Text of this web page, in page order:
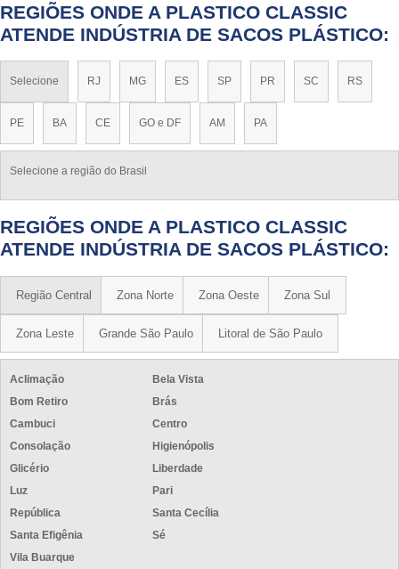
REGIÕES ONDE A PLASTICO CLASSIC
ATENDE INDÚSTRIA DE SACOS PLÁSTICO:
Selecione RJ MG ES SP PR SC RS
PE BA CE GO e DF AM PA
Selecione a região do Brasil
REGIÕES ONDE A PLASTICO CLASSIC
ATENDE INDÚSTRIA DE SACOS PLÁSTICO:
Região Central Zona Norte Zona Oeste Zona Sul
Zona Leste Grande São Paulo Litoral de São Paulo
Aclimação
Bela Vista
Bom Retiro
Brás
Cambuci
Centro
Consolação
Higienópolis
Glicério
Liberdade
Luz
Pari
República
Santa Cecília
Santa Efigênia
Sé
Vila Buarque